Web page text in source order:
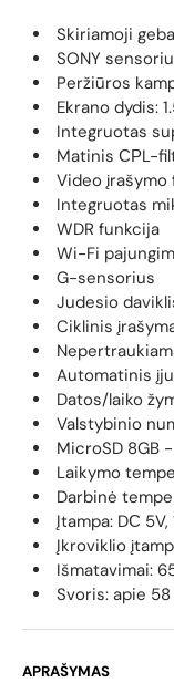
Skiriamoji
SONY
Peržiūros
Ekrano dydis:
Integruotas
Matinis СРL-
Video įrašymo
Integruotas
WDR funkcija
Wi-Fi
G-sensorius
Judesio
Ciklinis
Automatinis
Datos/laiko
Valstybinio
MicroSD 8GB -
Laikymo
Darbinė
Įtampa: DС 5V,
Įkroviklio
Išmatavimai:
Svoris: apie 58
APRAŠYMAS